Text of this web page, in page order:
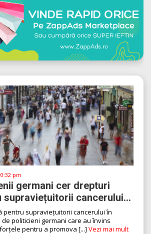
pm
germani cer drepturi
supraviețuitorii cancerului...
pentru supraviețuitorii cancerului în
politicieni germani care au învins
pentru a promova [...] Vezi mai mult